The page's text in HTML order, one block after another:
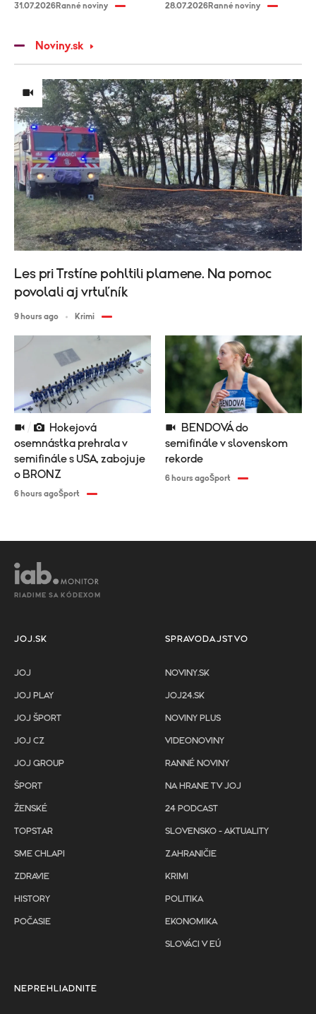
31.07.2026Ranné noviny 28.07.2026Ranné noviny
Noviny.sk
osemnástka prehrala v
semifinále s USA, zabojuje
o BRONZ
6 hours agoŠport
semifinále v slovenskom
rekorde
6 hours agoŠport
Les pri Trstíne pohltili plamene. Na pomoc
povolali aj vrtuľník
9 hours ago Krimi
RIADIME SA KÓDEXOM
JOJ.SK
JOJ
JOJ PLAY
JOJ ŠPORT
JOJ CZ
JOJ GROUP
ŠPORT
ŽENSKÉ
TOPSTAR
SME CHLAPI
ZDRAVIE
HISTORY
POČASIE
SPRAVODAJSTVO
NOVINY.SK
JOJ24.SK
NOVINY PLUS
VIDEONOVINY
RANNÉ NOVINY
NA HRANE TV JOJ
24 PODCAST
SLOVENSKO - AKTUALITY
ZAHRANIČIE
KRIMI
POLITIKA
EKONOMIKA
SLOVÁCI V EÚ
NEPREHLIADNITE